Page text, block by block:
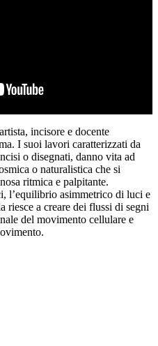
incisore e docente
I suoi lavori caratterizzati da
o disegnati, danno vita ad
o naturalistica che si
ritmica e palpitante.
l’equilibrio asimmetrico di luci e
riesce a creare dei flussi di segni
del movimento cellulare e